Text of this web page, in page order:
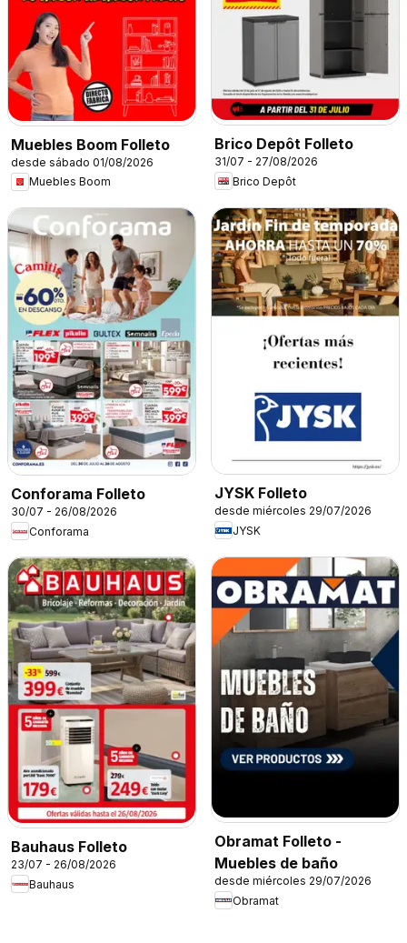
Muebles Boom Folleto
desde sábado 01/08/2026
Muebles Boom
Brico Depôt Folleto
31/07 - 27/08/2026
Brico Depôt
Conforama Folleto
30/07 - 26/08/2026
Conforama
JYSK Folleto
desde miércoles 29/07/2026
JYSK
Bauhaus Folleto
23/07 - 26/08/2026
Bauhaus
Obramat Folleto -
Muebles de baño
desde miércoles 29/07/2026
Obramat